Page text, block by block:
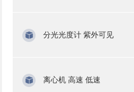
分光光度计 紫外可见
离心机 高速 低速